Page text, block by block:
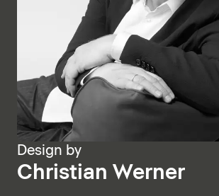
Design by
Christian Werner